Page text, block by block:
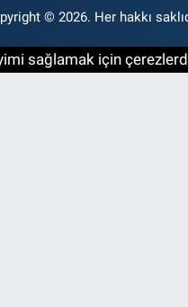
© 2026. Her hakkı
sağlamak için